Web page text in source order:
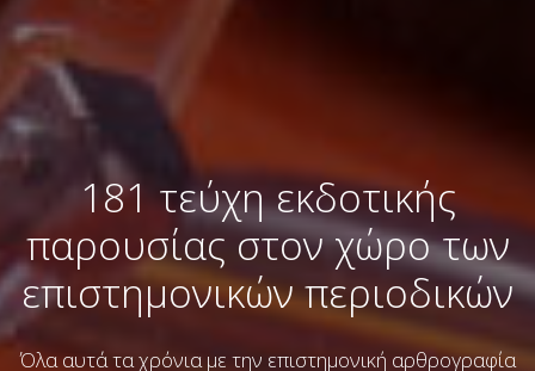
181 τεύχη εκδοτικής
παρουσίας στον χώρο των
επιστημονικών περιοδικών
Όλα αυτά τα χρόνια με την επιστημονική αρθρογραφία